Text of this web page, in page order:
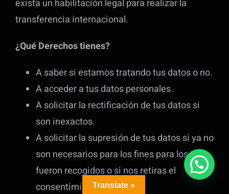
exista un habilitación legal para realizar la
transferencia internacional.
¿Qué Derechos tienes?
A saber si estamos tratando tus datos o no.
A acceder a tus datos personales.
A solicitar la rectificación de tus datos si
son inexactos.
A solicitar la supresión de tus datos si ya no
son necesarios para los fines para los que
fueron recogidos o si nos retiras el
consentimiento otorgado.
Translate »